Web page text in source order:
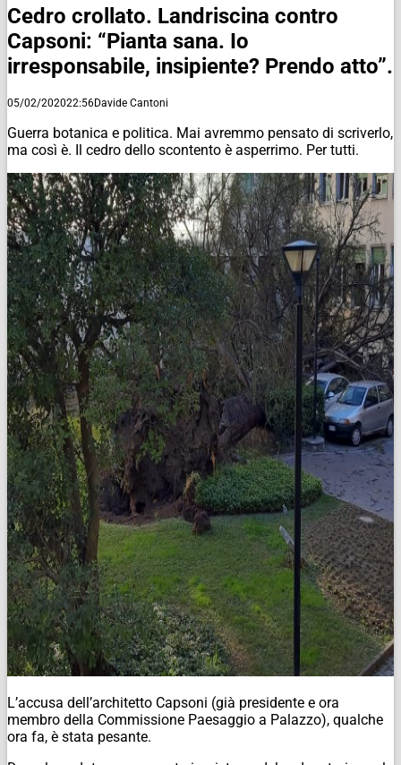
Cedro crollato. Landriscina contro
Capsoni: “Pianta sana. Io
irresponsabile, insipiente? Prendo atto”.
05/02/202022:56Davide Cantoni
Guerra botanica e politica. Mai avremmo pensato di scriverlo,
ma così è. Il cedro dello scontento è asperrimo. Per tutti.
L’accusa dell’architetto Capsoni (già presidente e ora
membro della Commissione Paesaggio a Palazzo), qualche
ora fa, è stata pesante.